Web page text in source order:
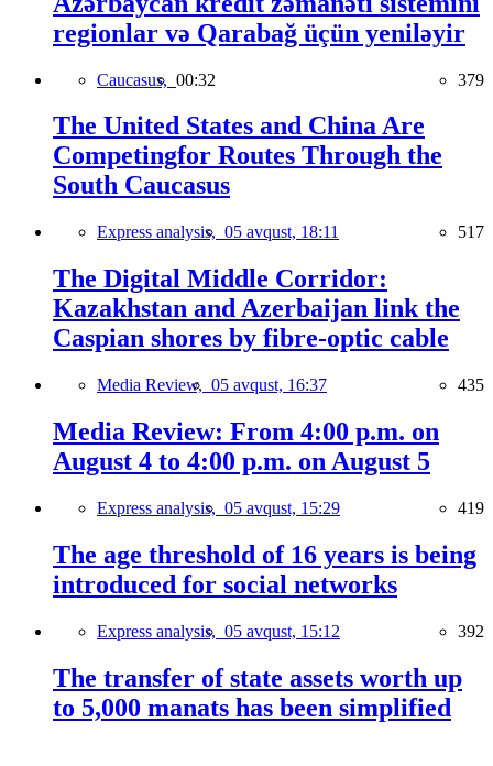
regionlar və Qarabağ üçün yeniləyir
Caucasus, 00:32 379
The United States and China Are
Competingfor Routes Through the
South Caucasus
Express analysis, 05 avqust, 18:11 517
The Digital Middle Corridor:
Kazakhstan and Azerbaijan link the
Caspian shores by fibre-optic cable
Media Review, 05 avqust, 16:37 435
Media Review: From 4:00 p.m. on
August 4 to 4:00 p.m. on August 5
Express analysis, 05 avqust, 15:29 419
The age threshold of 16 years is being
introduced for social networks
Express analysis, 05 avqust, 15:12 392
The transfer of state assets worth up
to 5,000 manats has been simplified